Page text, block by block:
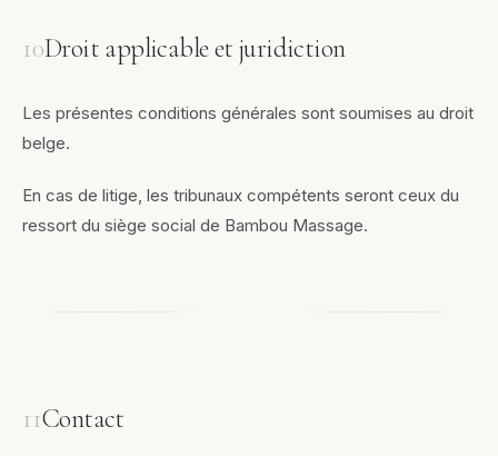
10Droit applicable et juridiction
Les présentes conditions générales sont soumises au droit
belge.
En cas de litige, les tribunaux compétents seront ceux du
ressort du siège social de Bambou Massage.
11Contact